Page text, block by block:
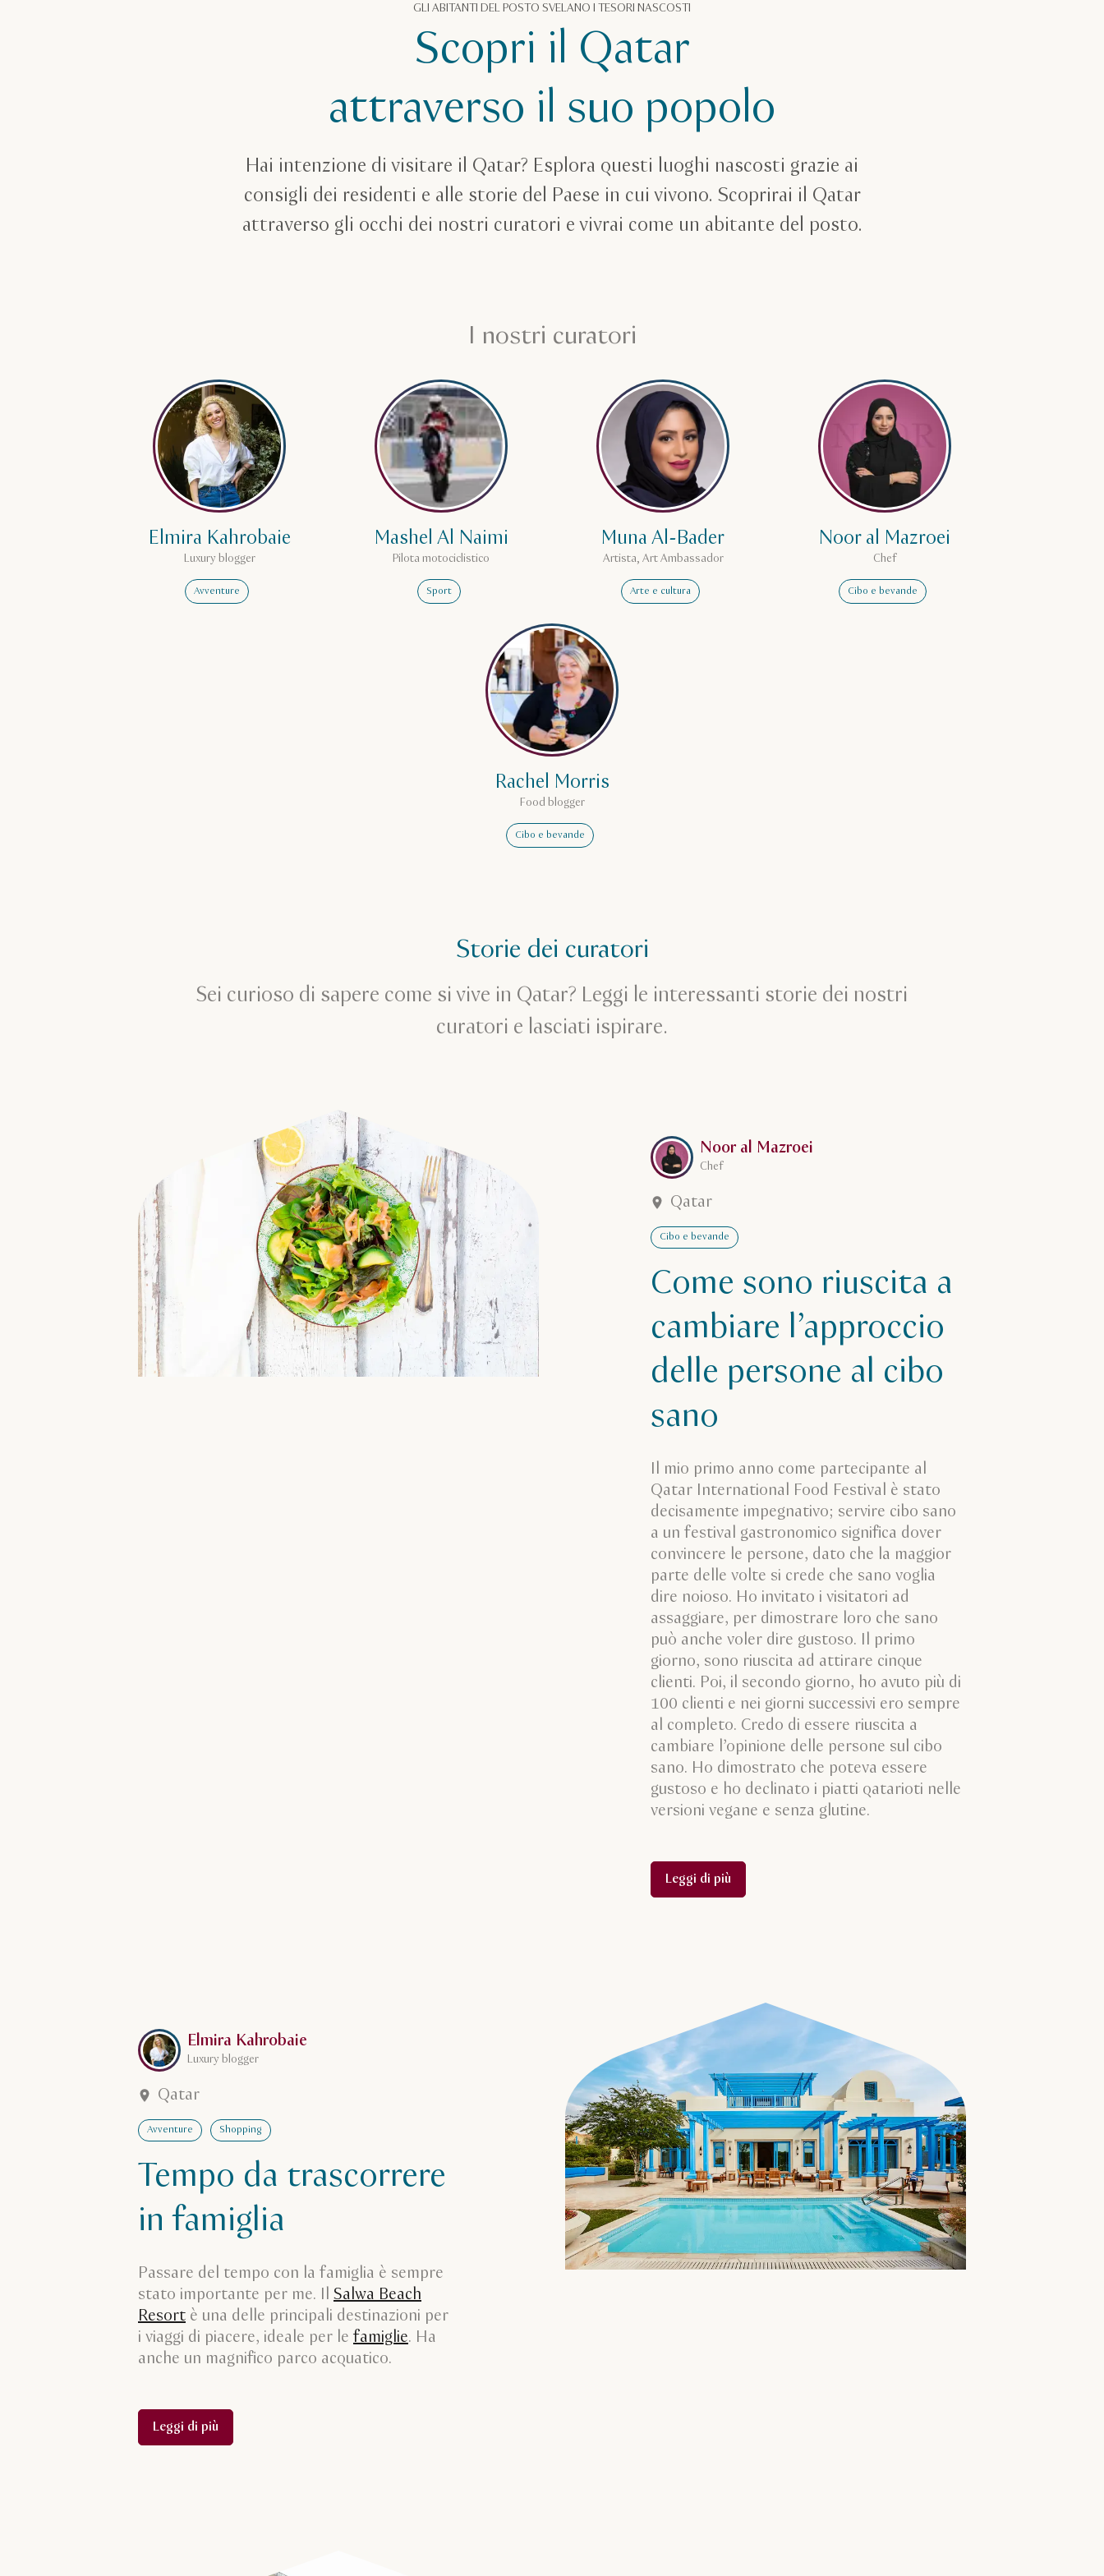
GLI ABITANTI DEL POSTO SVELANO I TESORI NASCOSTI
Scopri il Qatar
attraverso il suo popolo
Hai intenzione di visitare il Qatar? Esplora questi luoghi nascosti grazie ai
consigli dei residenti e alle storie del Paese in cui vivono. Scoprirai il Qatar
attraverso gli occhi dei nostri curatori e vivrai come un abitante del posto.
I nostri curatori
Elmira Kahrobaie
Luxury blogger
Avventure
Leggi di più su Elmira Kahrobaie
Mashel Al Naimi
Pilota motociclistico
Sport
Leggi di più su Mashel Al Naimi
Muna Al-Bader
Artista, Art Ambassador
Arte e cultura
Leggi di più su Muna Al-Bader
Noor al Mazroei
Chef
Cibo e bevande
Leggi di più su Noor al Mazroei
Rachel Morris
Food blogger
Cibo e bevande
Leggi di più su Rachel Morris
Storie dei curatori
Sei curioso di sapere come si vive in Qatar? Leggi le interessanti storie dei nostri
curatori e lasciati ispirare.
Noor al Mazroei
Chef
Leggi di più su Noor al Mazroei
Qatar
Cibo e bevande
Come sono riuscita a
cambiare l’approccio
delle persone al cibo
sano
Il mio primo anno come partecipante al
Qatar International Food Festival è stato
decisamente impegnativo; servire cibo sano
a un festival gastronomico significa dover
convincere le persone, dato che la maggior
parte delle volte si crede che sano voglia
dire noioso. Ho invitato i visitatori ad
assaggiare, per dimostrare loro che sano
può anche voler dire gustoso. Il primo
giorno, sono riuscita ad attirare cinque
clienti. Poi, il secondo giorno, ho avuto più di
100 clienti e nei giorni successivi ero sempre
al completo. Credo di essere riuscita a
cambiare l’opinione delle persone sul cibo
sano. Ho dimostrato che poteva essere
gustoso e ho declinato i piatti qatarioti nelle
versioni vegane e senza glutine.
Leggi di più
Elmira Kahrobaie
Luxury blogger
Leggi di più su Elmira Kahrobaie
Qatar
Avventure Shopping
Tempo da trascorrere
in famiglia
Passare del tempo con la famiglia è sempre
stato importante per me. Il Salwa Beach
Resort è una delle principali destinazioni per
i viaggi di piacere, ideale per le famiglie. Ha
anche un magnifico parco acquatico.
Leggi di più